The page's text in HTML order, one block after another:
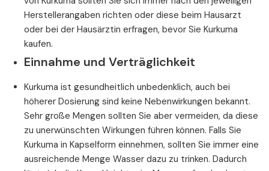
Herstellerangaben richten oder diese beim Hausarzt
oder bei der Hausärztin erfragen, bevor Sie Kurkuma
kaufen.
Einnahme und Verträglichkeit
Kurkuma ist gesundheitlich unbedenklich, auch bei
höherer Dosierung sind keine Nebenwirkungen bekannt.
Sehr große Mengen sollten Sie aber vermeiden, da diese
zu unerwünschten Wirkungen führen können. Falls Sie
Kurkuma in Kapselform einnehmen, sollten Sie immer eine
ausreichende Menge Wasser dazu zu trinken. Dadurch